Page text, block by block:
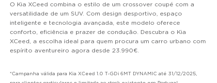
O Kia XCeed combina o estilo de um crossover coupé com a
versatilidade de um SUV. Com design desportivo, espaço
inteligente e tecnologia avançada, este modelo oferece
conforto, eficiência e prazer de condução. Descubra o Kia
XCeed, a escolha ideal para quem procura um carro urbano com
espírito aventureiro agora desde 23.990€.
*Campanha válida para Kia XCeed 1.0 T-GDi 6MT DYNAMIC até 31/12/2025,